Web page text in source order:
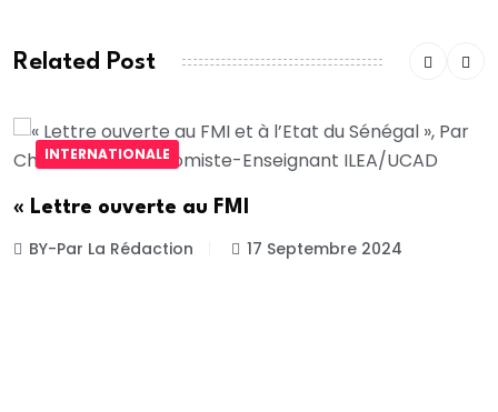
Related Post
INTERNATIONALE
« Lettre ouverte au FMI
BY-Par La Rédaction 17 Septembre 2024